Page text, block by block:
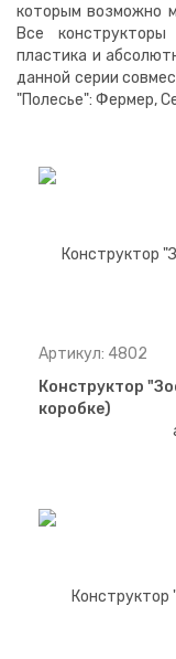
которым возможно
Все конструкторы
пластика и
данной серии
"Полесье": Фермер,
Артикул: 4802
Конструктор
коробке)